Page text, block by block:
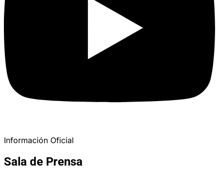
Información Oficial
Sala de Prensa